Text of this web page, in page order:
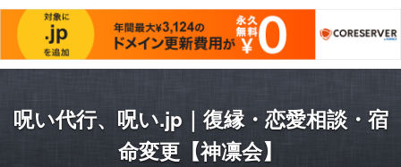
呪い代行、呪い.jp｜復縁・恋愛相談・宿
命変更【神凛会】